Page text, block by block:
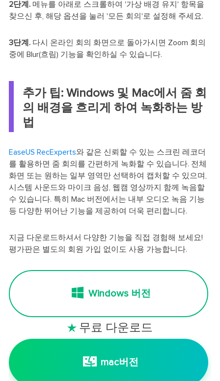
2단계.메뉴를 아래로 스크롤하여 '가상 배경 유지' 항목을
찾으신 후, 해당 옵션을 눌러 '모든 회의'로 설정해 주세요.
3단계. 다시 온라인 회의 화면으로 돌아가시면 Zoom 회의
중에 Blur(흐림) 기능을 확인하실 수 있습니다.
추가 팁: Windows 및 Mac에서 줌 회
의 배경을 흐리게 하여 녹화하는 방
법
EaseUS RecExperts와 같은 신뢰할 수 있는 스크린 레코더
를 활용하면 줌 회의를 간편하게 녹화할 수 있습니다. 전체
화면 또는 원하는 일부 영역만 선택하여 캡처할 수 있으며,
시스템 사운드와 마이크 음성, 웹캠 영상까지 함께 녹음할
수 있습니다. 특히 Mac 버전에서는 내부 오디오 녹음 기능
등 다양한 뛰어난 기능을 제공하여 더욱 편리합니다.
지금 다운로드하셔서 다양한 기능을 직접 경험해 보세요!
평가판은 별도의 회원 가입 없이도 사용 가능합니다.
Windows 버전
 무료 다운로드
mac버전